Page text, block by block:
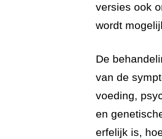
versies ook
wordt
De
van de
voeding,
en
erfelijk is,